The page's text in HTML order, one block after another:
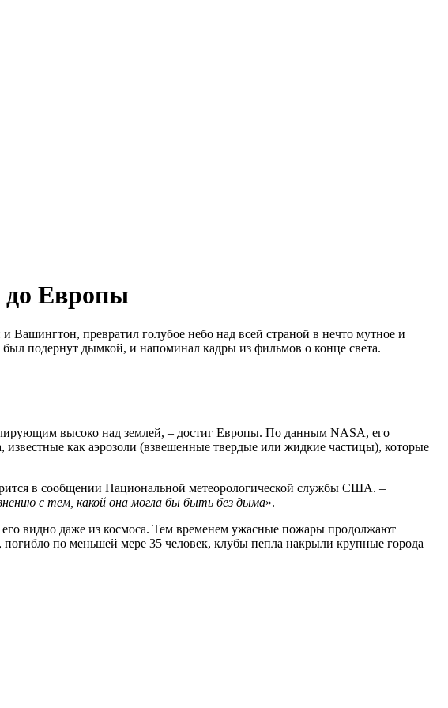
Европы
превратил голубое небо над всей страной в нечто мутное и
подернут дымкой, и напоминал кадры из фильмов о конце света.
высоко над землей, – достиг Европы. По данным NASA, его
как аэрозоли (взвешенные твердые или жидкие частицы), которые
в сообщении Национальной метеорологической службы США. –
с тем, какой она могла бы быть без дыма».
видно даже из космоса. Тем временем ужасные пожары продолжают
по меньшей мере 35 человек, клубы пепла накрыли крупные города